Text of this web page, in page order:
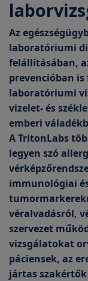
Az
laboratóriumi
felállításában,
prevencióban
laboratóriumi
vizelet- és
emberi
A TritonLabs
legyen szó
immunológiai
véralvadásról,
szervezet
vizsgálatokat
páciensek, az
jártas